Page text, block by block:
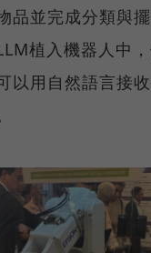
品並完成分類與
植入機器人中
以用自然語言接